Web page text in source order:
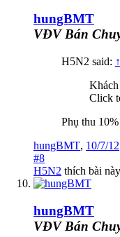
hungBMT
VĐV Bán
H5N2 said: ↑
Click
Phụ thu
hungBMT, 10/7/12
#8
H5N2 thích bài
hungBMT
VĐV Bán